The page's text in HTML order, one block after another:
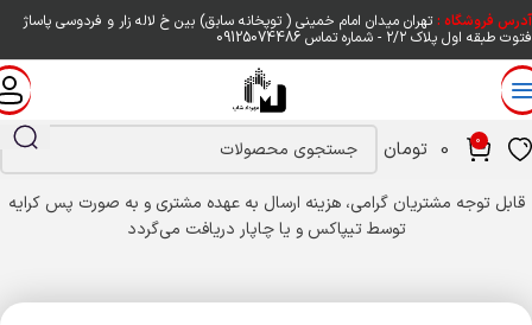
آدرس فروشگاه :تهران میدان امام خمینی ( توپخانه سابق) بین خ لاله زار و فردوسی پاساژ
فتوت طبقه اول پلاک ۲/۲ - شماره تماس 09125074486
0
0 تومان
قابل توجه مشتریان گرامی، هزینه ارسال به عهده مشتری و به صورت پس کرایه
توسط تیپاکس و یا چاپار دریافت می‌گردد